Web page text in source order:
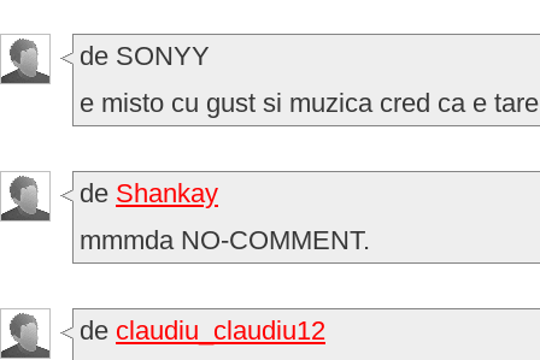
de SONYY
e misto cu gust si muzica cred ca e tare
de Shankay
mmmda NO-COMMENT.
de claudiu_claudiu12